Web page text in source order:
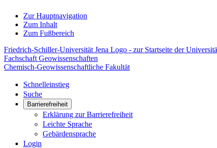
Zur Hauptnavigation
Zum Inhalt
Zum Fußbereich
Friedrich-Schiller-Universität Jena Logo - zur Startseite der
Fachschaft Geowissenschaften
Chemisch-Geowissenschaftliche Fakultät
Schnelleinstieg
Suche
Barrierefreiheit
Erklärung zur Barrierefreiheit
Leichte Sprache
Gebärdensprache
Login